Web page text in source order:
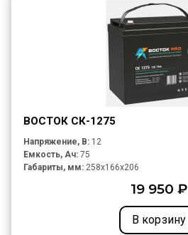
ВОСТОК СК-1275
Напряжение, В: 12
Емкость, Ач: 75
Габариты, мм: 258x166x206
19 950 ₽
В корзину